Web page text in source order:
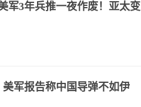
军3年兵推一夜作废！亚太变
军报告称中国导弹不如伊